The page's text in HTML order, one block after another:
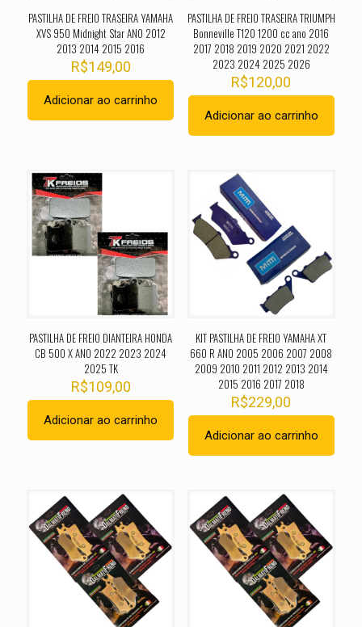
PASTILHA DE FREIO TRASEIRA YAMAHA
XVS 950 Midnight Star ANO 2012
2013 2014 2015 2016
R$149,00
Adicionar ao carrinho
PASTILHA DE FREIO TRASEIRA TRIUMPH
Bonneville T120 1200 cc ano 2016
2017 2018 2019 2020 2021 2022
2023 2024 2025 2026
R$120,00
Adicionar ao carrinho
PASTILHA DE FREIO DIANTEIRA HONDA
CB 500 X ANO 2022 2023 2024
2025 TK
R$109,00
Adicionar ao carrinho
KIT PASTILHA DE FREIO YAMAHA XT
660 R ANO 2005 2006 2007 2008
2009 2010 2011 2012 2013 2014
2015 2016 2017 2018
R$229,00
Adicionar ao carrinho